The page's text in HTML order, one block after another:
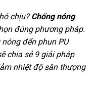
chịu?Chống nóng
đúng phương pháp.
đến phun PU
chia sẻ 9 giải pháp
nhiệt độ sân thượng